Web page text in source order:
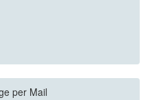
per Mail